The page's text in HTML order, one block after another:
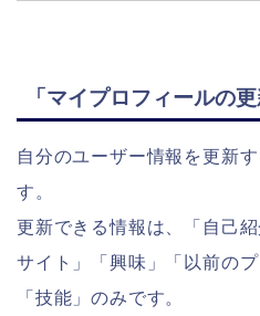
「マイプロフィールの更
自分のユーザー情報を更新
す。
更新できる情報は、「自己
サイト」「興味」「以前の
「技能」のみです。